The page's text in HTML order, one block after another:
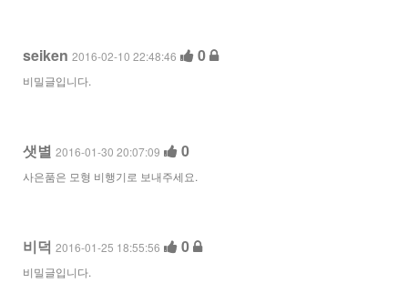
seiken 2016-02-10 22:48:46 0
비밀글입니다.
샛별 2016-01-30 20:07:09 0
사은품은 모형 비행기로 보내주세요.
비덕 2016-01-25 18:55:56 0
비밀글입니다.